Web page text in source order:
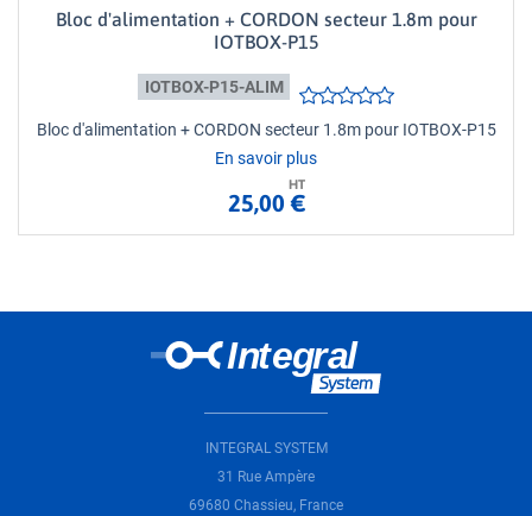
Bloc d'alimentation + CORDON secteur 1.8m pour
IOTBOX-P15
IOTBOX-P15-ALIM
Bloc d'alimentation + CORDON secteur 1.8m pour IOTBOX-P15
En savoir plus
HT
25,00 €
INTEGRAL SYSTEM
31 Rue Ampère
69680 Chassieu, France